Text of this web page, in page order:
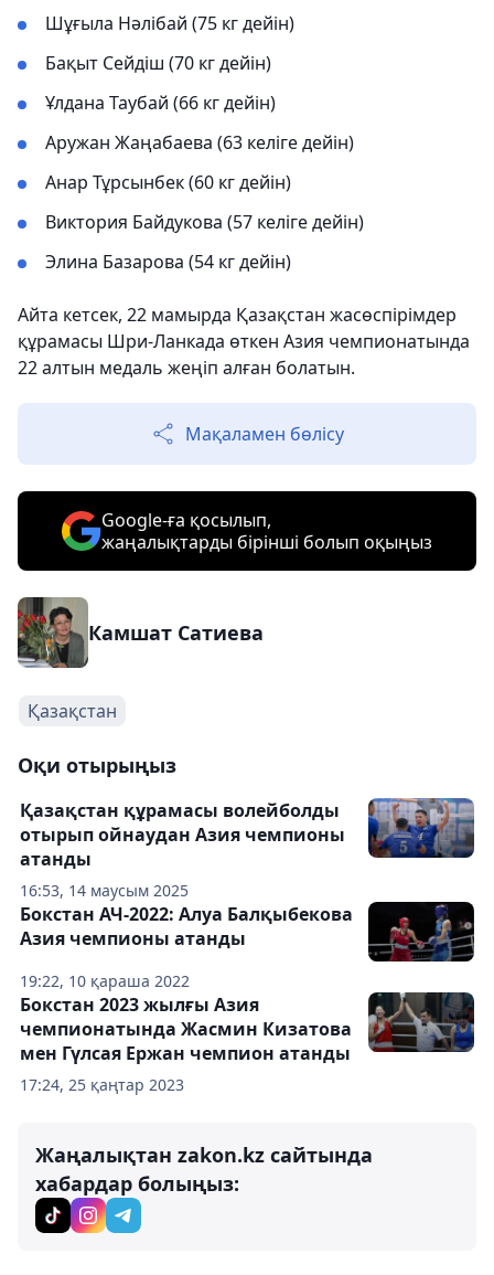
Шұғыла Нәлібай (75 кг дейін)
Бақыт Сейдіш (70 кг дейін)
Ұлдана Таубай (66 кг дейін)
Аружан Жаңабаева (63 келіге дейін)
Анар Тұрсынбек (60 кг дейін)
Виктория Байдукова (57 келіге дейін)
Элина Базарова (54 кг дейін)
Айта кетсек, 22 мамырда Қазақстан жасөспірімдер
құрамасы Шри-Ланкада өткен Азия чемпионатында
22 алтын медаль жеңіп алған болатын.
Мақаламен бөлісу
Google-ға қосылып,
жаңалықтарды бірінші болып оқыңыз
Камшат Сатиева
Қазақстан
Оқи отырыңыз
16:53, 14 маусым 2025
Қазақстан құрамасы волейболды
отырып ойнаудан Азия чемпионы
атанды
19:22, 10 қараша 2022
Бокстан АЧ-2022: Алуа Балқыбекова
Азия чемпионы атанды
17:24, 25 қаңтар 2023
Бокстан 2023 жылғы Азия
чемпионатында Жасмин Кизатова
мен Гүлсая Ержан чемпион атанды
Жаңалықтан zakon.kz сайтында
хабардар болыңыз: